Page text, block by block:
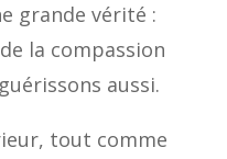
grande vérité :
la compassion
aussi.
tout comme